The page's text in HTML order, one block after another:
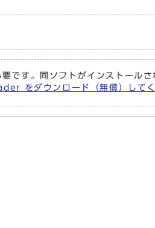
す。同ソフトがインストールさ
をダウンロード（無償）してく